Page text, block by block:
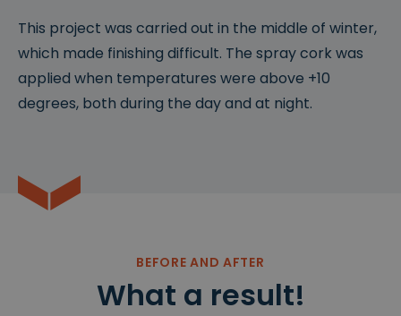
This project was carried out in the middle of winter,
which made finishing difficult. The spray cork was
applied when temperatures were above +10
degrees, both during the day and at night.
BEFORE AND AFTER
What a result!